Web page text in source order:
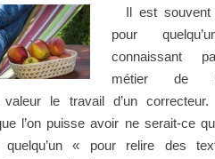
Il est souvent
pour
connaissant
métier de
le travail d’un correcteur.
l’on puisse avoir ne serait-ce
quelqu’un « pour relire des